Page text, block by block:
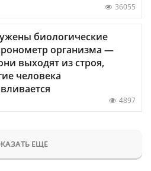
36055
биологические
организма —
выходят из строя,
человека
4897
ЕЩЕ